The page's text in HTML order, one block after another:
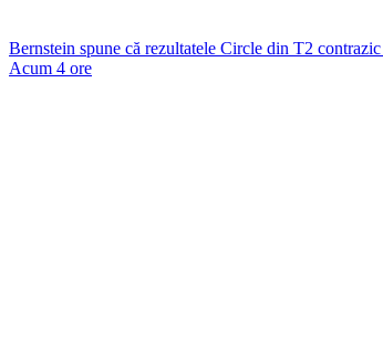
Bernstein spune că rezultatele Circle din T2
Acum 4 ore